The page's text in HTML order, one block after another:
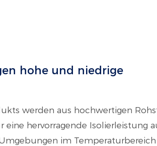
hohe und niedrige
werden aus hochwertigen
hervorragende Isolierleistung
im Temperaturbereich